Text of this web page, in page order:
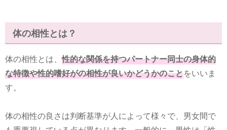
体の相性とは？
体の相性とは、性的な関係を持つパートナー同士の身体的
な特徴や性的嗜好がの相性が良いかどうかのことをいいま
す。
体の相性の良さは判断基準が人によって様々で、男女間で